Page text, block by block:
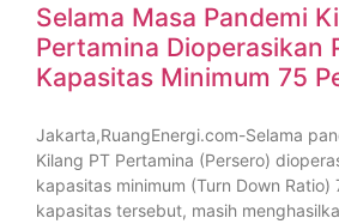
Selama Masa Pandemi
Pertamina Dioperasikan
Kapasitas Minimum 75
Jakarta,RuangEnergi.com-Selama
Kilang PT Pertamina (Persero)
kapasitas minimum (Turn Down Ratio)
kapasitas tersebut, masih